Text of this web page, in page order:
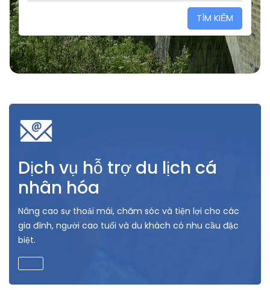
TÌM KIẾM
Dịch vụ hỗ trợ du lịch cá
nhân hóa
Nâng cao sự thoải mái, chăm sóc và tiện lợi cho các
gia đình, người cao tuổi và du khách có nhu cầu đặc
biệt.